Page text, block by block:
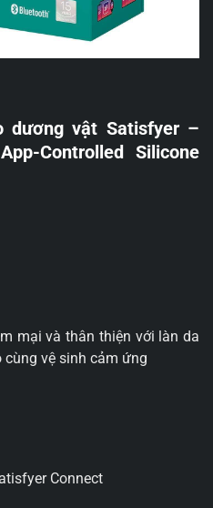
dương vật Satisfyer –
Controlled Silicone
mại và thân thiện với làn da
vệ sinh cảm ứng
Connect